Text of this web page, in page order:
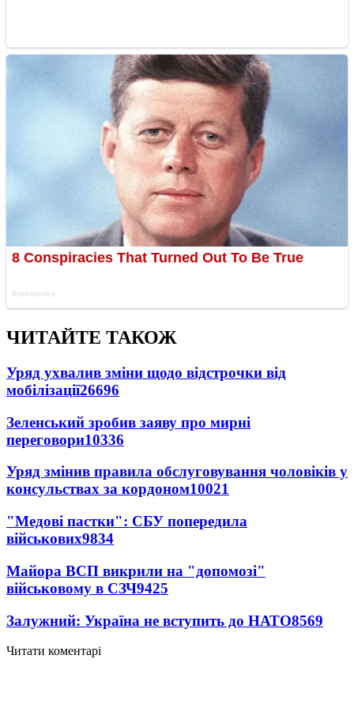
ЧИТАЙТЕ ТАКОЖ
Уряд ухвалив зміни щодо відстрочки від
мобілізації26696
Зеленський зробив заяву про мирні
переговори10336
Уряд змінив правила обслуговування чоловіків у
консульствах за кордоном10021
"Медові пастки": СБУ попередила
військових9834
Майора ВСП викрили на "допомозі"
військовому в СЗЧ9425
Залужний: Україна не вступить до НАТО8569
Читати коментарі